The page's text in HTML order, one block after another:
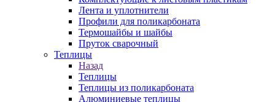
Лента и уплотнители
Профили для поликарбоната
Термошайбы и шайбы
Пруток сварочный
Теплицы
Назад
Теплицы
Теплицы из поликарбоната
Алюминиевые теплицы